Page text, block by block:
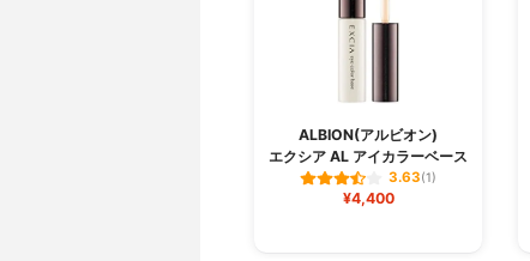
ALBION(アルビオン)
エクシア AL アイカラーベース
3.63(1)
¥4,400